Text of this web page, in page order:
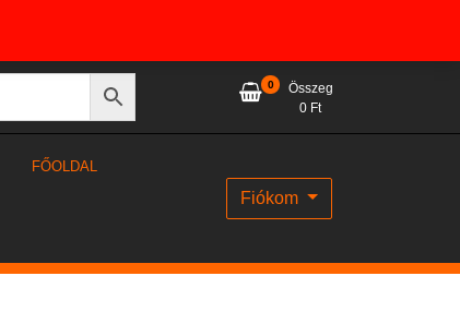
0
Összeg
0 Ft
FŐOLDAL
Fiókom